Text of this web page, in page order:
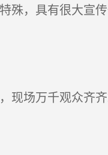
殊，具有很大宣
现场万千观众齐